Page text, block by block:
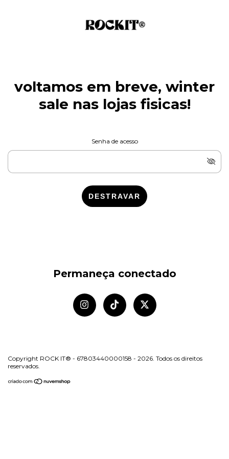
voltamos em breve, winter
sale nas lojas fisicas!
Senha de acesso
DESTRAVAR
Permaneça conectado
Copyright ROCK IT® - 67803440000158 - 2026. Todos os direitos
reservados.